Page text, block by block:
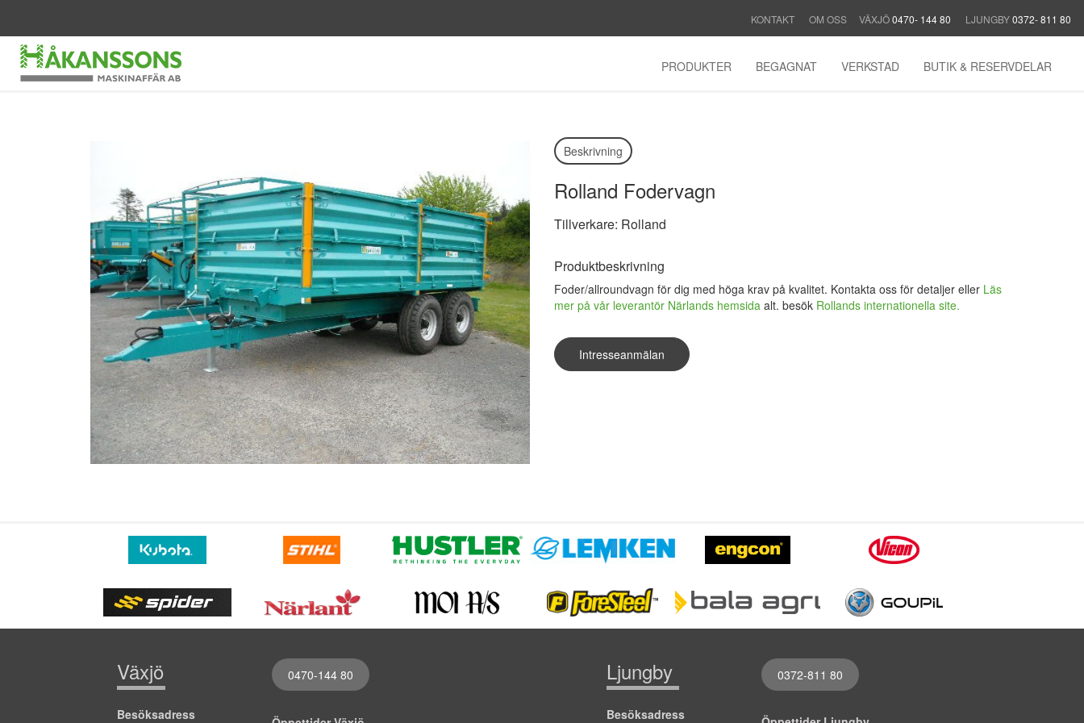
KONTAKT OM OSS VÄXJÖ0470- 144 80 LJUNGBY0372- 811 80
PRODUKTER BEGAGNAT VERKSTAD BUTIK & RESERVDELAR
Beskrivning
Rolland Fodervagn
Tillverkare: Rolland
Produktbeskrivning
Foder/allroundvagn för dig med höga krav på kvalitet. Kontakta oss för detaljer eller Läs
mer på vår leverantör Närlands hemsida alt. besök Rollands internationella site.
Intresseanmälan
Växjö
Besöksadress
0470-144 80 Ljungby
Besöksadress
0372-811 80